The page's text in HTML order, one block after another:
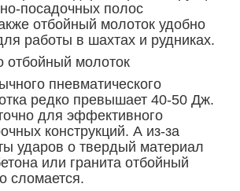
посадочных полос
отбойный молоток удобно
работы в шахтах и рудниках.
отбойный молоток
пневматического
редко превышает 40-50 Дж.
для эффективного
конструкций. А из-за
ударов о твердый материал
или гранита отбойный
сломается.